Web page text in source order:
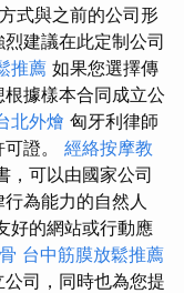
式與之前的公司形
建議在此定制公司
推薦 如果您選擇傳
據樣本合同成立公
北外燴 匈牙利律師
證。 經絡按摩教
，可以由國家公司
為能力的自然人
好的網站或行動應
台中筋膜放鬆推薦
司，同時也為您提